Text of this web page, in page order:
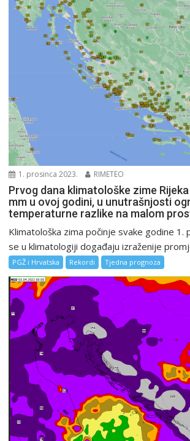
1. prosinca 2023. RIMETEO
Prvog dana klimatološke zime
mm u ovoj godini, u unutrašnjosti
temperaturne razlike na malom
Klimatološka zima počinje svake godine 1.
se u klimatologiji događaju izraženije
PGŽ i Hrvatska Rekordi Tjedna prognoza